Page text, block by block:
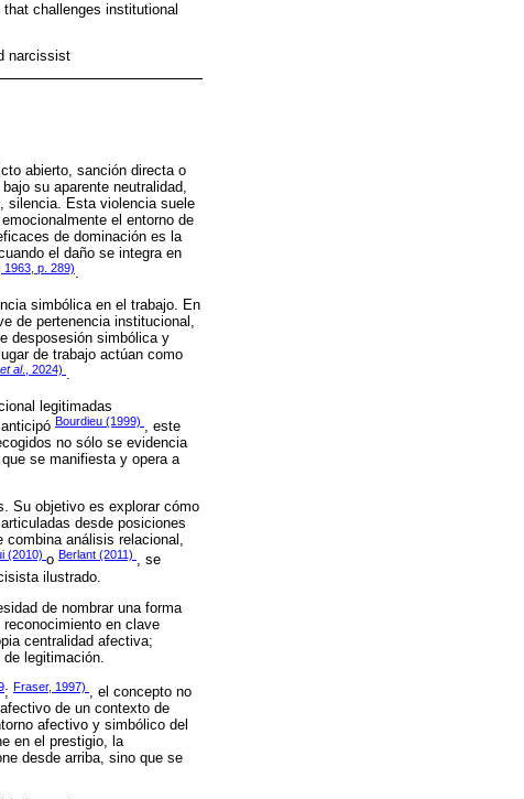
challenges institutional
narcissist
abierto, sanción directa o
su aparente neutralidad,
silencia. Esta violencia suele
el entorno de
de dominación es la
el daño se integra en
1963, p. 289).
simbólica en el trabajo. En
de pertenencia institucional,
desposesión simbólica y
de trabajo actúan como
et al., 2024) .
legitimadas
anticipó Bourdieu (1999)
, este
no sólo se evidencia
se manifiesta y opera a
Su objetivo es explorar cómo
desde posiciones
combina análisis relacional,
(2010) o Berlant (2011) , se
ilustrado.
de nombrar una forma
en clave
centralidad afectiva;
legitimación.
; Fraser, 1997) , el concepto no
de un contexto de
afectivo y simbólico del
en el prestigio, la
desde arriba, sino que se